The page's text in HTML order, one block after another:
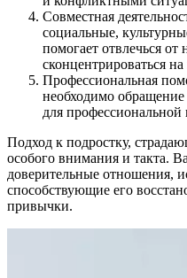
Совместная
социальные,
помогает отвлечься
сконцентрироваться
Профессиональная
необходимо обращение
для
Подход к подростку,
особого внимания и такта.
доверительные отношения,
способствующие его
привычки.